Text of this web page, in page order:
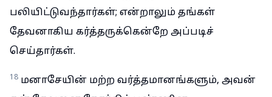
பலியிட்டுவந்தார்கள்; என்றாலும் தங்கள்
தேவனாகிய கர்த்தருக்கென்றே அப்படிச்
செய்தார்கள்.
18 மனாசேயின் மற்ற வர்த்தமானங்களும், அவன்